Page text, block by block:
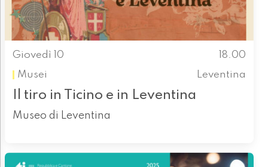
Giovedì 10
18.00
Musei
Leventina
Il tiro in Ticino e in Leventina
Museo di Leventina